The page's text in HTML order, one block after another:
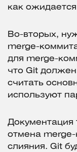
как
Во-вторых,
merge-
для merge-
что Git
считать
используют
Документация
отмена
слияния. Git